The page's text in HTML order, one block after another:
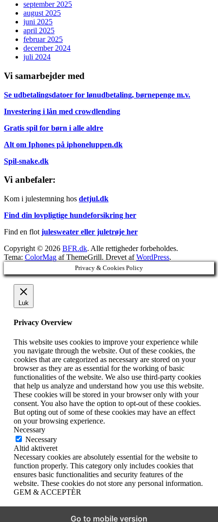
september 2025
august 2025
juni 2025
april 2025
februar 2025
december 2024
juli 2024
Vi samarbejder med
Se udbetalingsdatoer for lønudbetaling, børnepenge m.v.
Investering i lån med crowdlending
Gratis spil for børn i alle aldre
Alt om Iphones på iphoneluppen.dk
Spil-snake.dk
Vi anbefaler:
Kom i julestemning hos detjul.dk
Find din lovpligtige hundeforsikring her
Find en flot julesweater eller juletrøje her
Copyright © 2026 BFR.dk. Alle rettigheder forbeholdes.
Tema: ColorMag af ThemeGrill. Drevet afWordPress.
Privacy & Cookies Policy
Luk
Privacy Overview
This website uses cookies to improve your experience while
you navigate through the website. Out of these cookies, the
cookies that are categorized as necessary are stored on your
browser as they are as essential for the working of basic
functionalities of the website. We also use third-party cookies
that help us analyze and understand how you use this website.
These cookies will be stored in your browser only with your
consent. You also have the option to opt-out of these cookies.
But opting out of some of these cookies may have an effect
on your browsing experience.
Necessary
Necessary
Altid aktiveret
Necessary cookies are absolutely essential for the website to
function properly. This category only includes cookies that
ensures basic functionalities and security features of the
website. These cookies do not store any personal information.
GEM & ACCEPTÈR
Go to mobile version